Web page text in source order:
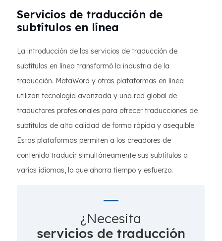
Servicios de traducción de
subtítulos en línea
La introducción de los servicios de traducción de
subtítulos en línea transformó la industria de la
traducción. MotaWord y otras plataformas en línea
utilizan tecnología avanzada y una red global de
traductores profesionales para ofrecer traducciones de
subtítulos de alta calidad de forma rápida y asequible.
Estas plataformas permiten a los creadores de
contenido traducir simultáneamente sus subtítulos a
varios idiomas, lo que ahorra tiempo y esfuerzo.
¿Necesita
servicios de traducción